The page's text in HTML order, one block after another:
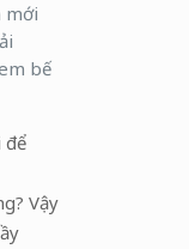
mới
bế
để
Vậy